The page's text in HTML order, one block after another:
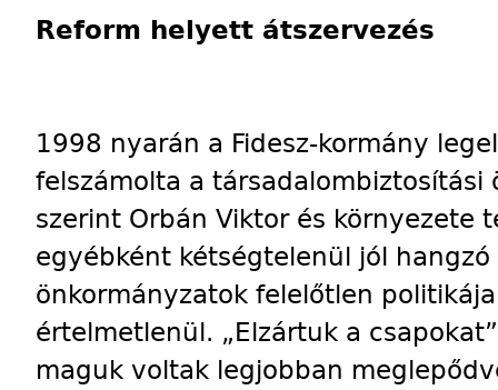
Reform helyett átszervezés
1998 nyarán a Fidesz-kormány
felszámolta a
szerint Orbán Viktor és környezete
egyébként kétségtelenül jól
önkormányzatok felelőtlen
értelmetlenül. „Elzártuk a
maguk voltak legjobban